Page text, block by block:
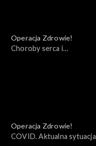
Operacja Zdrowie!
Choroby serca i
Operacja Zdrowie!
COVID. Aktualna sytuacja